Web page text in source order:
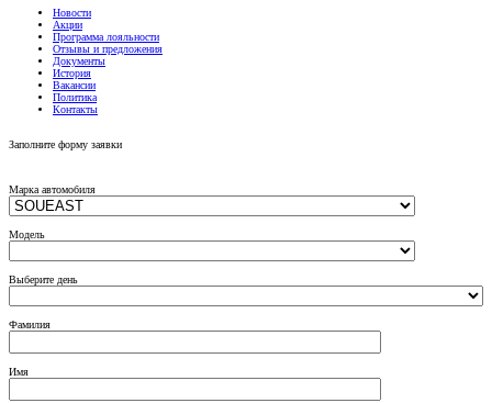
Акции
Программа лояльности
Отзывы и предложения
Документы
История
Вакансии
Политика
Контакты
Модель
Выберите день
Фамилия
Имя